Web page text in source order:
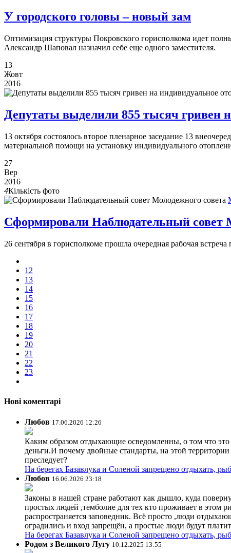
У городского головы – новый зам
Оптимизация структуры Покровского горисполкома идет
Александр Шаповал назначил себе еще одного заместителя.
13
Жовт
2016
Депутаты выделили 855 тысяч гривен
13 октября состоялось второе пленарное заседание 13
материальной помощи на установку индивидуального
27
Вер
2016
4Кількість фото
Сформировали Наблюдательный совет
26 сентября в горисполкоме прошла очередная рабочая
12
13
14
15
16
17
18
19
20
21
22
23
Нові коментарі
Любов 17.06.2026 12:26
Каким образом отдыхающие осведомленны, о том что это
деньги.И почему двойные стандарты, на этой
преследует?
На берегах Базавлука и Соленой запрещено отдыхать,
Любов 16.06.2026 23:18
Законы в нашей стране работают как дышло, куда
простых людей ,темболие для тех кто проживает в этом
распространяется заповедник. Всё просто ,люди
оградились и вход запрещён, а простые люди будут
На берегах Базавлука и Соленой запрещено отдыхать,
Родом з Великого Лугу 10.12.2025 13:55